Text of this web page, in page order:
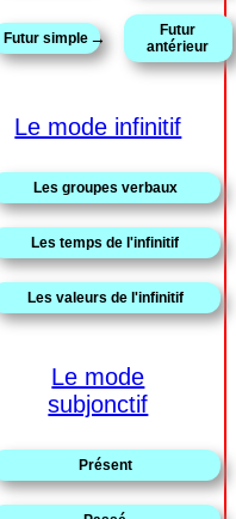
Futur simple →
Futur
antérieur
Le mode infinitif
Les groupes verbaux
Les temps de l'infinitif
Les valeurs de l'infinitif
Le mode
subjonctif
Présent